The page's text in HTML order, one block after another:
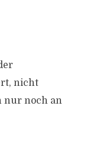
nicht
nur noch an